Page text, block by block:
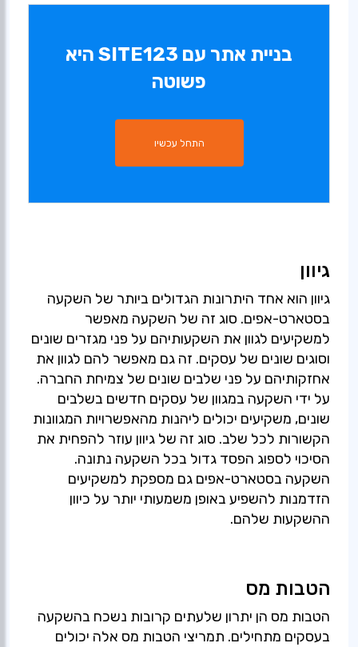
בניית אתר עם SITE123 היא
פשוטה
התחל עכשיו
גיוון
גיוון הוא אחד היתרונות הגדולים ביותר של השקעה
בסטארט-אפים. סוג זה של השקעה מאפשר
למשקיעים לגוון את השקעותיהם על פני מגזרים שונים
וסוגים שונים של עסקים. זה גם מאפשר להם לגוון את
אחזקותיהם על פני שלבים שונים של צמיחת החברה.
על ידי השקעה במגוון של עסקים חדשים בשלבים
שונים, משקיעים יכולים ליהנות מהאפשרויות המגוונות
הקשורות לכל שלב. סוג זה של גיוון עוזר להפחית את
הסיכוי לספוג הפסד גדול בכל השקעה נתונה.
השקעה בסטארט-אפים גם מספקת למשקיעים
הזדמנות להשפיע באופן משמעותי יותר על כיוון
ההשקעות שלהם.
הטבות מס
הטבות מס הן יתרון שלעתים קרובות נשכח בהשקעה
בעסקים מתחילים. תמריצי הטבות מס אלה יכולים